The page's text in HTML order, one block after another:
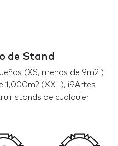
de Stand
(XS, menos de 9m2 )
1,000m2 (XXL), i9Artes
stands de cualquier